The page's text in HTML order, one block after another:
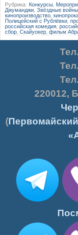
Рубрика: Конкурсы
Джуманджи Звёздные войны
кинопроизводство,
Полицейский с Рублёвки,
российская комедия
сбор Скайуокер ,фильм
Тел.
220012,
(